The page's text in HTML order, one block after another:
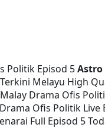
Politik Episod 5Astro
Melayu High
Drama Ofis
Ofis Politik
Full Episod 5